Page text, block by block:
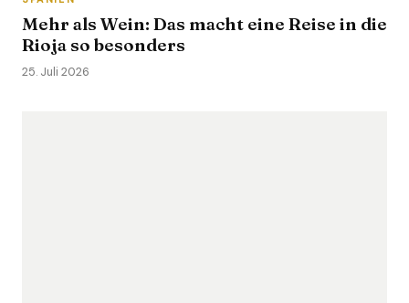
Mehr als Wein: Das macht eine Reise in die
Rioja so besonders
25. Juli 2026